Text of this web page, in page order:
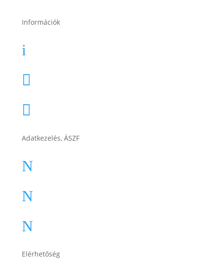
Információk
i


Adatkezelés, ÁSZF
N
N
N
Elérhetőség